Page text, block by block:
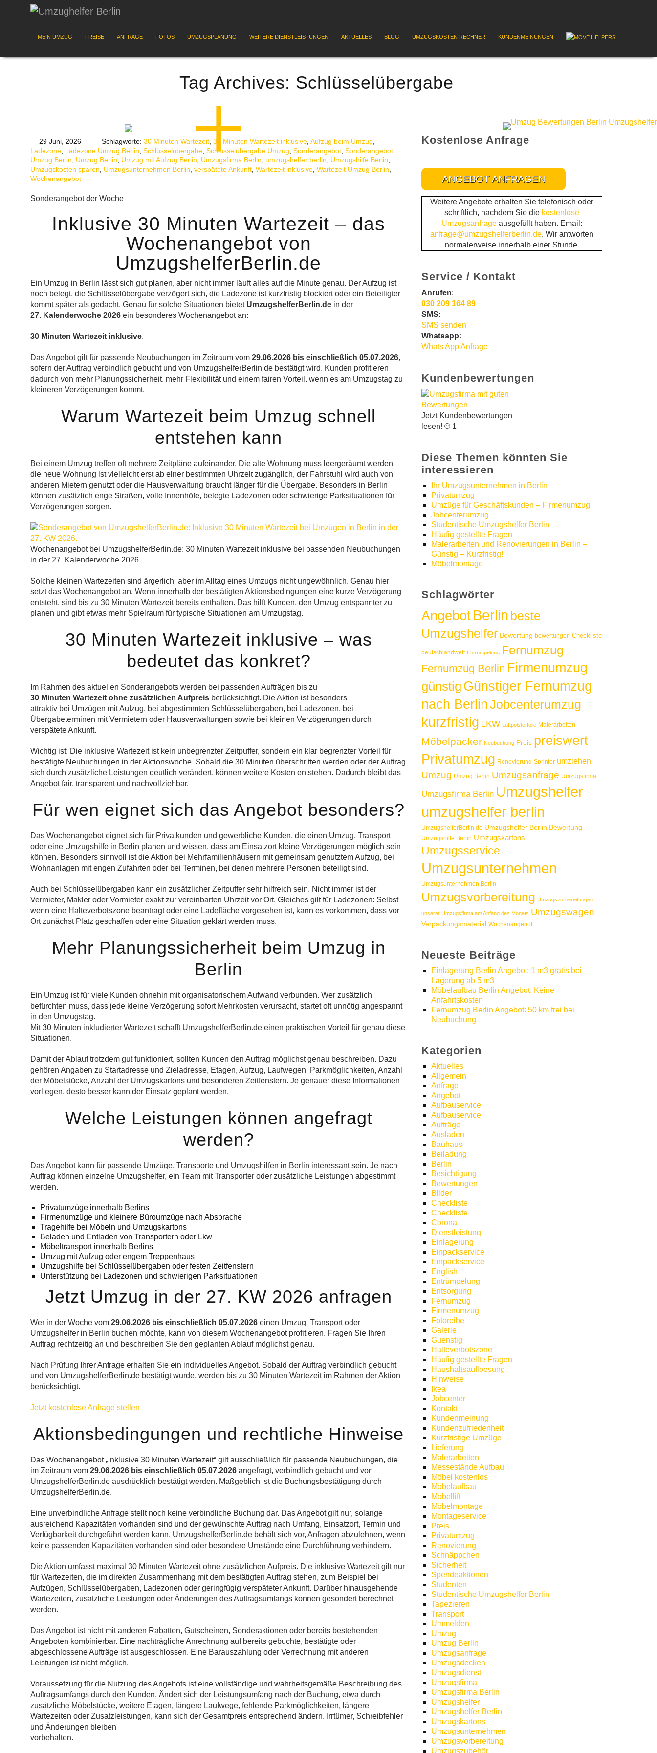
MEIN UMZUG PREISE ANFRAGE FOTOS UMZUGSPLANUNG WEITERE DIENSTLEISTUNGEN AKTUELLES BLOG UMZUGSKOSTEN RECHNER KUNDENMEINUNGEN
Tag Archives: Schlüsselübergabe
29 Juni, 2026 Schlagworte: 30 Minuten Wartezeit 30 Minuten Wartezeit inklusive Aufzug beim Umzug
Ladezone Ladezone Umzug Berlin Schlüsselübergabe Schlüsselübergabe Umzug Sonderangebot Sonderangebot
Umzug Berlin
Umzug Berlin Umzug mit Aufzug Berlin Umzugsfirma Berlin umzugshelfer berlin Umzugshilfe Berlin
Umzugskosten sparen
Umzugsunternehmen Berlin verspätete Ankunft Wartezeit inklusive Wartezeit Umzug Berlin
Wochenangebot
Sonderangebot der Woche
Inklusive 30 Minuten Wartezeit – das
Wochenangebot von
UmzugshelferBerlin.de
Ein Umzug in Berlin lässt sich gut planen, aber nicht immer läuft alles auf die Minute genau. Der Aufzug ist
noch belegt, die Schlüsselübergabe verzögert sich, die Ladezone ist kurzfristig blockiert oder ein Beteiligter
kommt später als gedacht. Genau für solche Situationen bietet UmzugshelferBerlin.de in der
27. Kalenderwoche 2026 ein besonderes Wochenangebot an:
30 Minuten Wartezeit inklusive.
Das Angebot gilt für passende Neubuchungen im Zeitraum vom 29.06.2026 bis einschließlich 05.07.2026,
sofern der Auftrag verbindlich gebucht und von UmzugshelferBerlin.de bestätigt wird. Kunden profitieren
dadurch von mehr Planungssicherheit, mehr Flexibilität und einem fairen Vorteil, wenn es am Umzugstag zu
kleineren Verzögerungen kommt.
Warum Wartezeit beim Umzug schnell
entstehen kann
Bei einem Umzug treffen oft mehrere Zeitpläne aufeinander. Die alte Wohnung muss leergeräumt werden,
die neue Wohnung ist vielleicht erst ab einer bestimmten Uhrzeit zugänglich, der Fahrstuhl wird auch von
anderen Mietern genutzt oder die Hausverwaltung braucht länger für die Übergabe. Besonders in Berlin
können zusätzlich enge Straßen, volle Innenhöfe, belegte Ladezonen oder schwierige Parksituationen für
Verzögerungen sorgen.
Wochenangebot bei UmzugshelferBerlin.de: 30 Minuten Wartezeit inklusive bei passenden Neubuchungen
in der 27. Kalenderwoche 2026.
Solche kleinen Wartezeiten sind ärgerlich, aber im Alltag eines Umzugs nicht ungewöhnlich. Genau hier
setzt das Wochenangebot an. Wenn innerhalb der bestätigten Aktionsbedingungen eine kurze Verzögerung
entsteht, sind bis zu 30 Minuten Wartezeit bereits enthalten. Das hilft Kunden, den Umzug entspannter zu
planen und gibt etwas mehr Spielraum für typische Situationen am Umzugstag.
30 Minuten Wartezeit inklusive – was
bedeutet das konkret?
Im Rahmen des aktuellen Sonderangebots werden bei passenden Aufträgen bis zu
30 Minuten Wartezeit ohne zusätzlichen Aufpreis berücksichtigt. Die Aktion ist besonders
attraktiv bei Umzügen mit Aufzug, bei abgestimmten Schlüsselübergaben, bei Ladezonen, bei
Übergabeterminen mit Vermietern oder Hausverwaltungen sowie bei kleinen Verzögerungen durch
verspätete Ankunft.
Wichtig ist: Die inklusive Wartezeit ist kein unbegrenzter Zeitpuffer, sondern ein klar begrenzter Vorteil für
bestätigte Neubuchungen in der Aktionswoche. Sobald die 30 Minuten überschritten werden oder der Auftrag
sich durch zusätzliche Leistungen deutlich verändert, können weitere Kosten entstehen. Dadurch bleibt das
Angebot fair, transparent und nachvollziehbar.
Für wen eignet sich das Angebot besonders?
Das Wochenangebot eignet sich für Privatkunden und gewerbliche Kunden, die einen Umzug, Transport
oder eine Umzugshilfe in Berlin planen und wissen, dass am Einsatzort kleine Verzögerungen möglich sein
können. Besonders sinnvoll ist die Aktion bei Mehrfamilienhäusern mit gemeinsam genutztem Aufzug, bei
Wohnanlagen mit engen Zufahrten oder bei Terminen, bei denen mehrere Personen beteiligt sind.
Auch bei Schlüsselübergaben kann ein zusätzlicher Zeitpuffer sehr hilfreich sein. Nicht immer ist der
Vermieter, Makler oder Vormieter exakt zur vereinbarten Uhrzeit vor Ort. Gleiches gilt für Ladezonen: Selbst
wenn eine Halteverbotszone beantragt oder eine Ladefläche vorgesehen ist, kann es vorkommen, dass vor
Ort zunächst Platz geschaffen oder eine Situation geklärt werden muss.
Mehr Planungssicherheit beim Umzug in
Berlin
Ein Umzug ist für viele Kunden ohnehin mit organisatorischem Aufwand verbunden. Wer zusätzlich
befürchten muss, dass jede kleine Verzögerung sofort Mehrkosten verursacht, startet oft unnötig angespannt
in den Umzugstag.
Mit 30 Minuten inkludierter Wartezeit schafft UmzugshelferBerlin.de einen praktischen Vorteil für genau diese
Situationen.
Damit der Ablauf trotzdem gut funktioniert, sollten Kunden den Auftrag möglichst genau beschreiben. Dazu
gehören Angaben zu Startadresse und Zieladresse, Etagen, Aufzug, Laufwegen, Parkmöglichkeiten, Anzahl
der Möbelstücke, Anzahl der Umzugskartons und besonderen Zeitfenstern. Je genauer diese Informationen
vorliegen, desto besser kann der Einsatz geplant werden.
Welche Leistungen können angefragt
werden?
Das Angebot kann für passende Umzüge, Transporte und Umzugshilfen in Berlin interessant sein. Je nach
Auftrag können einzelne Umzugshelfer, ein Team mit Transporter oder zusätzliche Leistungen abgestimmt
werden.
Privatumzüge innerhalb Berlins
Firmenumzüge und kleinere Büroumzüge nach Absprache
Tragehilfe bei Möbeln und Umzugskartons
Beladen und Entladen von Transportern oder Lkw
Möbeltransport innerhalb Berlins
Umzug mit Aufzug oder engem Treppenhaus
Umzugshilfe bei Schlüsselübergaben oder festen Zeitfenstern
Unterstützung bei Ladezonen und schwierigen Parksituationen
Jetzt Umzug in der 27. KW 2026 anfragen
Wer in der Woche vom 29.06.2026 bis einschließlich 05.07.2026 einen Umzug, Transport oder
Umzugshelfer in Berlin buchen möchte, kann von diesem Wochenangebot profitieren. Fragen Sie Ihren
Auftrag rechtzeitig an und beschreiben Sie den geplanten Ablauf möglichst genau.
Nach Prüfung Ihrer Anfrage erhalten Sie ein individuelles Angebot. Sobald der Auftrag verbindlich gebucht
und von UmzugshelferBerlin.de bestätigt wurde, werden bis zu 30 Minuten Wartezeit im Rahmen der Aktion
berücksichtigt.
Jetzt kostenlose Anfrage stellen
Aktionsbedingungen und rechtliche Hinweise
Das Wochenangebot „Inklusive 30 Minuten Wartezeit“ gilt ausschließlich für passende Neubuchungen, die
im Zeitraum vom 29.06.2026 bis einschließlich 05.07.2026 angefragt, verbindlich gebucht und von
UmzugshelferBerlin.de ausdrücklich bestätigt werden. Maßgeblich ist die Buchungsbestätigung durch
UmzugshelferBerlin.de.
Eine unverbindliche Anfrage stellt noch keine verbindliche Buchung dar. Das Angebot gilt nur, solange
ausreichend Kapazitäten vorhanden sind und der gewünschte Auftrag nach Umfang, Einsatzort, Termin und
Verfügbarkeit durchgeführt werden kann. UmzugshelferBerlin.de behält sich vor, Anfragen abzulehnen, wenn
keine passenden Kapazitäten vorhanden sind oder besondere Umstände eine Durchführung verhindern.
Die Aktion umfasst maximal 30 Minuten Wartezeit ohne zusätzlichen Aufpreis. Die inklusive Wartezeit gilt nur
für Wartezeiten, die im direkten Zusammenhang mit dem bestätigten Auftrag stehen, zum Beispiel bei
Aufzügen, Schlüsselübergaben, Ladezonen oder geringfügig verspäteter Ankunft. Darüber hinausgehende
Wartezeiten, zusätzliche Leistungen oder Änderungen des Auftragsumfangs können gesondert berechnet
werden.
Das Angebot ist nicht mit anderen Rabatten, Gutscheinen, Sonderaktionen oder bereits bestehenden
Angeboten kombinierbar. Eine nachträgliche Anrechnung auf bereits gebuchte, bestätigte oder
abgeschlossene Aufträge ist ausgeschlossen. Eine Barauszahlung oder Verrechnung mit anderen
Leistungen ist nicht möglich.
Voraussetzung für die Nutzung des Angebots ist eine vollständige und wahrheitsgemäße Beschreibung des
Auftragsumfangs durch den Kunden. Ändert sich der Leistungsumfang nach der Buchung, etwa durch
zusätzliche Möbelstücke, weitere Etagen, längere Laufwege, fehlende Parkmöglichkeiten, längere
Wartezeiten oder Zusatzleistungen, kann sich der Gesamtpreis entsprechend ändern. Irrtümer, Schreibfehler
und Änderungen bleiben
vorbehalten.
Kostenlose Anfrage
ANGEBOT ANFRAGEN
Weitere Angebote erhalten Sie telefonisch oder
schriftlich, nachdem Sie die kostenlose
Umzugsanfrage ausgefüllt haben. Email:
anfrage@umzugshelferberlin.de. Wir antworten
normalerweise innerhalb einer Stunde.
Service / Kontakt
Anrufen:
030 209 164 89
SMS:
SMS senden
Whatsapp:
Whats App Anfrage
Kundenbewertungen
Jetzt Kundenbewertungen
lesen! © 1
Diese Themen könnten Sie
interessieren
Ihr Umzugsunternehmen in Berlin
Privatumzug
Umzüge für Geschäftskunden – Firmenumzug
Jobcenterumzug
Studentische Umzugshelfer Berlin
Häufig gestellte Fragen
Malerarbeiten und Renovierungen in Berlin –
Günstig – Kurzfristig!
Möbelmontage
Schlagwörter
AngebotBerlin beste
Umzugshelfer Bewertung bewertungen Checkliste
deutschlandweit Entrümpelung Fernumzug
Fernumzug Berlin Firmenumzug
günstig Günstiger Fernumzug
nach BerlinJobcenterumzug
kurzfristig LKW Luftpolsterfolie Malerarbeiten
Möbelpacker Neubuchung Preis preiswert
Privatumzug Renovierung Sprinter umziehen
Umzug Umzug Berlin Umzugsanfrage Umzugsfirma
Umzugsfirma Berlin Umzugshelfer
umzugshelfer berlin
UmzugshelferBerlin.de Umzugshelfer Berlin Bewertung
Umzugshilfe Berlin Umzugskartons
Umzugsservice
Umzugsunternehmen
Umzugsunternehmen Berlin
Umzugsvorbereitung Umzugsvorbereitungen
unserer Umzugsfirma am Anfang des Monats Umzugswagen
Verpackungsmaterial Wochenangebot
Neueste Beiträge
Einlagerung Berlin Angebot: 1 m3 gratis bei
Lagerung ab 5 m3
Möbelaufbau Berlin Angebot: Keine
Anfahrtskosten
Fernumzug Berlin Angebot: 50 km frei bei
Neubuchung
Kategorien
Aktuelles
Allgemein
Anfrage
Angebot
Aufbauservice
Aufbauservice
Aufträge
Ausladen
Bauhaus
Beiladung
Berlin
Besichtigung
Bewertungen
Bilder
Checkliste
Checkliste
Corona
Dienstleistung
Einlagerung
Einpackservice
Einpackservice
English
Entrümpelung
Entsorgung
Fernumzug
Firmenumzug
Fotoreihe
Galerie
Guenstig
Halteverbotszone
Häufig gestellte Fragen
Haushaltsaufloesung
Hinweise
Ikea
Jobcenter
Kontakt
Kundenmeinung
Kundenzufriedenheit
Kurzfristige Umzüge
Lieferung
Malerarbeiten
Messestände Aufbau
Möbel kostenlos
Möbelaufbau
Möbellift
Möbelmontage
Montageservice
Preis
Privatumzug
Renovierung
Schnäppchen
Sicherheit
Spendeaktionen
Studenten
Studentische Umzugshelfer Berlin
Tapezieren
Transport
Ummelden
Umzug
Umzug Berlin
Umzugsanfrage
Umzugsdecken
Umzugsdienst
Umzugsfirma
Umzugsfirma Berlin
Umzugshelfer
Umzugshelfer Berlin
Umzugskartons
Umzugsunternehmen
Umzugsvorbereitung
Umzugszubehör